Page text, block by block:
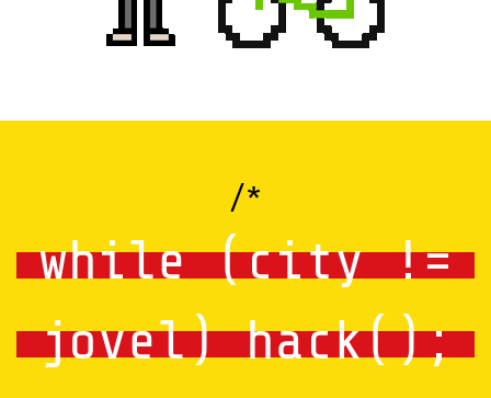
/*
while (city !=
jovel) hack();